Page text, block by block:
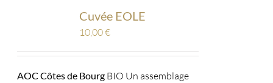
Cuvée EOLE
10,00€
AOC Côtes de Bourg BIO Un assemblage